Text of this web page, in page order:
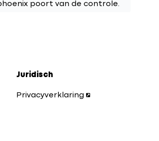
poort van de controle.
Juridisch
Privacyverklaring